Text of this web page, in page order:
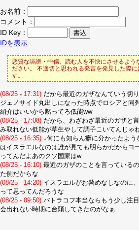
お名前：
コメント：
ID Key：
IDを表示
悪質な誹謗・中傷、読む人を不快にさせるよう
ださい。 不適切と思われる発言を発見した際
す。
(08/25 - 17:31) だから最近のガザなんていう切
ジェノサイド丸出しになった時点でロシアと同
紹介はいいから黙ってろ低能ww
(08/25 - 17:08) だから、わざわざ最近のガザと
み取れない低能が草生やして調子こいてんじゃ
(08/25 - 16:35) ↓何にも知らん癖に分かったよ
はイスラエルなのは誰が見ても明らかだからヨ
ってんだよあのクソ国家はw
(08/25 - 16:10) 最近のガザのことを言っている
た側だからな
(08/25 - 14:20) イスラエルがお咎めなしなのに
って思ってんだろうな
(08/25 - 09:50) バトラコフ本当ならもう少し注
会出れない時期に台頭してきたのがなぁ